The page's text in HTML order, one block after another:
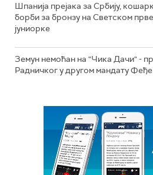
Шпанија прејакa за Србију,
борби за бронзу на Светском
јуниорке
Земун немоћан на "Чика Дачи" -
Радничког у другом мандату